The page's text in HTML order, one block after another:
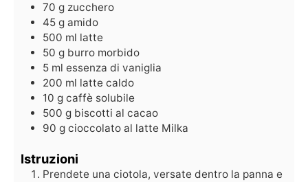
70 g zucchero
45 g amido
500 ml latte
50 g burro morbido
5 ml essenza di vaniglia
200 ml latte caldo
10 g caffè solubile
500 g biscotti al cacao
90 g cioccolato al latte Milka
Istruzioni
Prendete una ciotola, versate dentro la panna e